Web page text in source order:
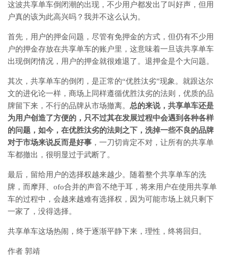
这波共享单车倒闭潮的出现，不少用户都发出了叫好声，但用
户真的该为此高兴吗？我并不这么认为。
首先，用户的押金问题，尽管有免押金的方式，但仍有不少用
户的押金存放在共享单车的账户里，这意味着一旦该共享单车
出现倒闭情况，用户的押金就很难退了。退押金是个大问题。
其次，共享单车的倒闭，是正常的“优胜汰劣”现象。就跟达尔
文的进化论一样，商场上同样遵循优胜汰劣的法则，优质的品
牌留下来，不行的品牌从市场撤离。 总的来说，共享单车还是
为用户创造了方便的，只不过其在发展过程中会遇到各种各样
的问题，如今，在优胜汰劣的法则之下，洗掉一些不良的品牌
对于市场来说反而是好事 ，一刀切肯定不对，让所有的共享单
车都撤出，很明显过于武断了。
最后，留给用户的选择权越来越少。随着整个共享单车的洗
牌，而摩拜、ofo合并的声音不绝于耳，将来用户在使用共享单
车的过程中，会越来越难有选择权，因为可能市场上就只剩下
一家了，没得选择。
共享单车这场热闹，终于逐渐平静下来，理性，终将回归。
作者 郭靖